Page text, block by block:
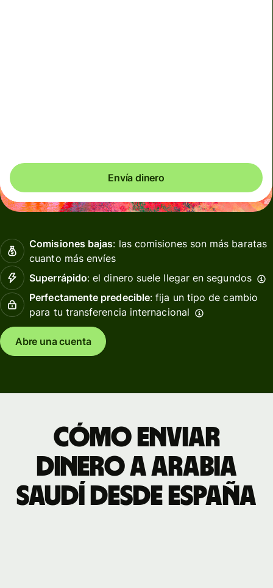
Envía dinero
Comisiones bajas: las comisiones son más baratas
cuanto más envíes
Superrápido: el dinero suele llegar en segundos
Perfectamente predecible: fija un tipo de cambio
para tu transferencia internacional
Abre una cuenta
Cómo enviar
dinero a Arabia
Saudí desde España